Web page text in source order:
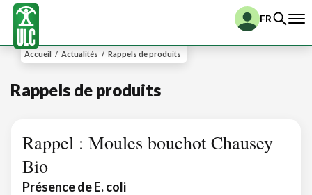
FR
Accueil / Actualités / Rappels de produits
Rappels de produits
Rappel : Moules bouchot Chausey
Bio
Présence de E. coli